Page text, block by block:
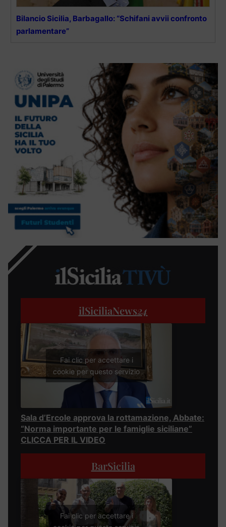
Bilancio Sicilia, Barbagallo: “Schifani avvii confronto
parlamentare”
ilSiciliaNews24
Fai clic per accettare i
cookie per questo servizio
Sala d’Ercole approva la rottamazione, Abbate:
“Norma importante per le famiglie siciliane”
CLICCA PER IL VIDEO
BarSicilia
Fai clic per accettare i